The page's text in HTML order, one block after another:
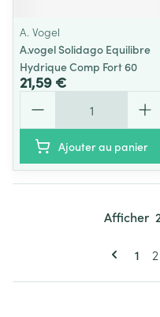
A. Vogel
A.vogel Solidago Equilibre
Hydrique Comp Fort 60
21,59 €
Ajouter au panier
1 2
Afficher